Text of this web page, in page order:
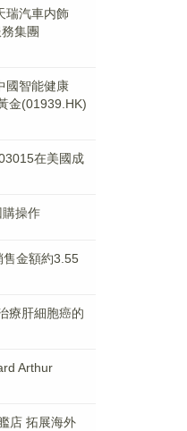
瑞汽車内飾
集團
國智能健康
金(01939.HK)
在美國成
操作
金額約3.55
療肝細胞癌的
Arthur
店 拓展海外